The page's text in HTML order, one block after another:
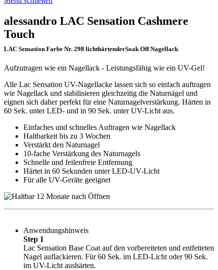
alessandro LAC Sensation Cashmere
Touch
LAC Sensation Farbe Nr. 298 lichthärtenderSoak Off Nagellack
Aufzutragen wie ein Nagellack - Leistungsfähig wie ein UV-Gel!
Alle Lac Sensation UV-Nagellacke lassen sich so einfach auftragen
wie Nagellack und stabilisieren gleichzeitig die Naturnägel und
eignen sich daher perfekt für eine Naturnagelverstärkung. Härten in
60 Sek. unter LED- und in 90 Sek. unter UV-Licht aus.
Einfaches und schnelles Auftragen wie Nagellack
Haltbarkeit bis zu 3 Wochen
Verstärkt den Naturnagel
10-fache Verstärkung des Naturnagels
Schnelle und feilenfreie Entfernung
Härtet in 60 Sekunden unter LED-UV-Licht
Für alle UV-Geräte geeignet
Anwendungshinweis
Step 1
Lac Sensation Base Coat auf den vorbereiteten und entfetteten
Nagel auflackieren. Für 60 Sek. im LED-Licht oder 90 Sek.
im UV-Licht aushärten.